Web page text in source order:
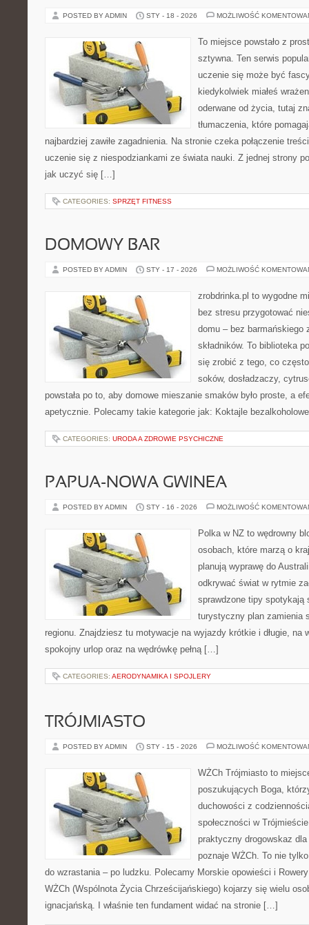
POSTED BY ADMIN STY - 18 - 2026 MOŻLIWOŚĆ
To miejsce powstało z
sztywna. Ten serwis
uczenie się może być
kiedykolwiek miałeś
oderwane od życia, tutaj
tłumaczenia, które
najbardziej zawiłe zagadnienia. Na stronie czeka połączenie
uczenie się z niespodziankami ze świata nauki. Z jednej strony
jak uczyć się […]
CATEGORIES: SPRZĘT FITNESS
DOMOWY BAR
POSTED BY ADMIN STY - 17 - 2026 MOŻLIWOŚĆ
zrobdrinka.pl to wygodne
bez stresu przygotować
domu – bez barmańskiego
składników. To biblioteka
się zrobić z tego, co
soków, dosładzaczy,
powstała po to, aby domowe mieszanie smaków było proste, a
apetycznie. Polecamy takie kategorie jak: Koktajle
CATEGORIES: URODA A ZDROWIE PSYCHICZNE
PAPUA-NOWA GWINEA
POSTED BY ADMIN STY - 16 - 2026 MOŻLIWOŚĆ
Polka w NZ to wędrowny
osobach, które marzą o
planują wyprawę do
odkrywać świat w rytmie
sprawdzone tipy spotykają
turystyczny plan zamienia
regionu. Znajdziesz tu motywacje na wyjazdy krótkie i długie, na
spokojny urlop oraz na wędrówkę pełną […]
CATEGORIES: AERODYNAMIKA I SPOJLERY
TRÓJMIASTO
POSTED BY ADMIN STY - 15 - 2026 MOŻLIWOŚĆ
WŻCh Trójmiasto to
poszukujących Boga,
duchowości z
społeczności w
praktyczny drogowskaz
poznaje WŻCh. To nie
do wzrastania – po ludzku. Polecamy Morskie opowieści i
WŻCh (Wspólnota Życia Chrześcijańskiego) kojarzy się wielu
ignacjańską. I właśnie ten fundament widać na stronie […]